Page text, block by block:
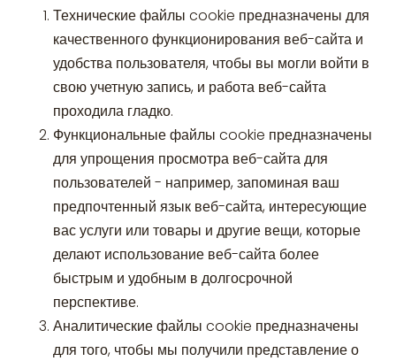
Технические файлы cookie предназначены для
качественного функционирования веб-сайта и
удобства пользователя, чтобы вы могли войти в
свою учетную запись, и работа веб-сайта
проходила гладко.
Функциональные файлы cookie предназначены
для упрощения просмотра веб-сайта для
пользователей - например, запоминая ваш
предпочтенный язык веб-сайта, интересующие
вас услуги или товары и другие вещи, которые
делают использование веб-сайта более
быстрым и удобным в долгосрочной
перспективе.
Аналитические файлы cookie предназначены
для того, чтобы мы получили представление о